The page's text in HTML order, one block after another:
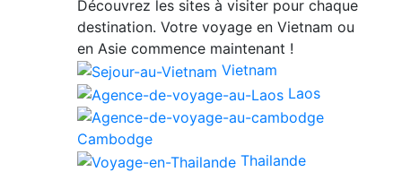
Découvrez les sites à visiter pour chaque
destination. Votre voyage en Vietnam ou
en Asie commence maintenant !
Vietnam
Laos
Cambodge
Thailande